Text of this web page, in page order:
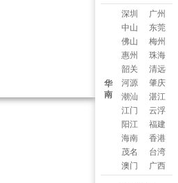
华
南
深圳
中山
佛山
惠州
韶关
河源
潮汕
江门
阳江
海南
茂名
澳门
广州
东莞
梅州
珠海
清远
肇庆
湛江
云浮
福建
香港
台湾
广西